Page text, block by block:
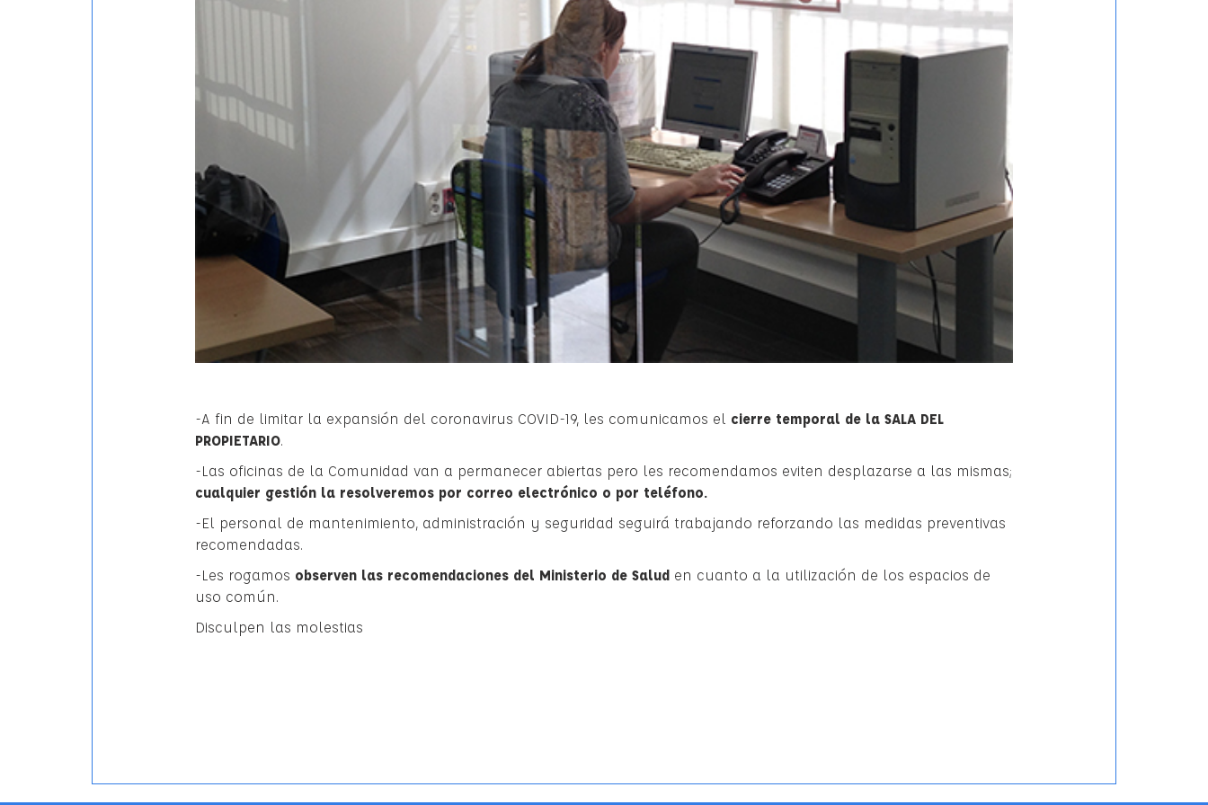
-A fin de limitar la expansión del coronavirus COVID-19, les comunicamos el cierre temporal de la SALA DEL
PROPIETARIO.
-Las oficinas de la Comunidad van a permanecer abiertas pero les recomendamos eviten desplazarse a las mismas;
cualquier gestión la resolveremos por correo electrónico o por teléfono.
-El personal de mantenimiento, administración y seguridad seguirá trabajando reforzando las medidas preventivas
recomendadas.
-Les rogamos observen las recomendaciones del Ministerio de Saluden cuanto a la utilización de los espacios de
uso común.
Disculpen las molestias